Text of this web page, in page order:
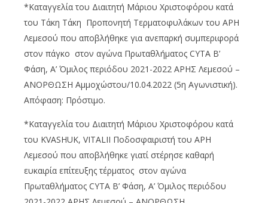
*Καταγγελία του Διαιτητή Μάριου Χριστοφόρου κατά
του Τάκη Τάκη Προπονητή Τερματοφυλάκων του ΑΡΗ
Λεμεσού που αποβλήθηκε για ανεπαρκή συμπεριφορά
στον πάγκο στον αγώνα Πρωταθλήματος CYTA B’
Φάση, Α’ Όμιλος περιόδου 2021-2022 ΑΡΗΣ Λεμεσού –
ΑΝΟΡΘΩΣΗ Αμμοχώστου/10.04.2022 (5η Αγωνιστική).
Απόφαση: Πρόστιμο.
*Καταγγελία του Διαιτητή Μάριου Χριστοφόρου κατά
του KVASHUK, VITALII Ποδοσφαιριστή του ΑΡΗ
Λεμεσού που αποβλήθηκε γιατί στέρησε καθαρή
ευκαιρία επίτευξης τέρματος στον αγώνα
Πρωταθλήματος CYTA B’ Φάση, Α’ Όμιλος περιόδου